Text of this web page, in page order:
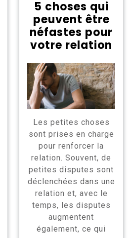
5 choses qui
peuvent être
néfastes pour
votre relation
Les petites choses
sont prises en charge
pour renforcer la
relation. Souvent, de
petites disputes sont
déclenchées dans une
relation et, avec le
temps, les disputes
augmentent
également, ce qui